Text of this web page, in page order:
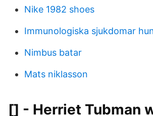
Nike 1982 shoes
Immunologiska sjukdomar
Nimbus batar
Mats niklasson
[] - Herriet Tubman